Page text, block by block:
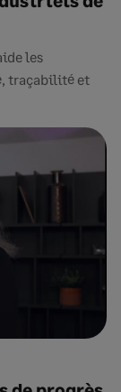
les
traçabilité et